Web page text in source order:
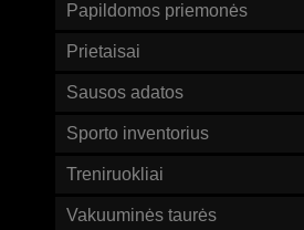
Papildomos priemonės
Prietaisai
Sausos adatos
Sporto inventorius
Treniruokliai
Vakuuminės taurės